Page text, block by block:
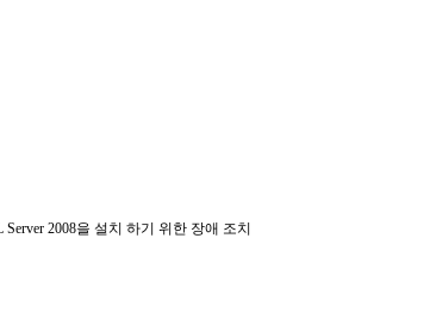
2008을 설치 하기 위한 장애 조치